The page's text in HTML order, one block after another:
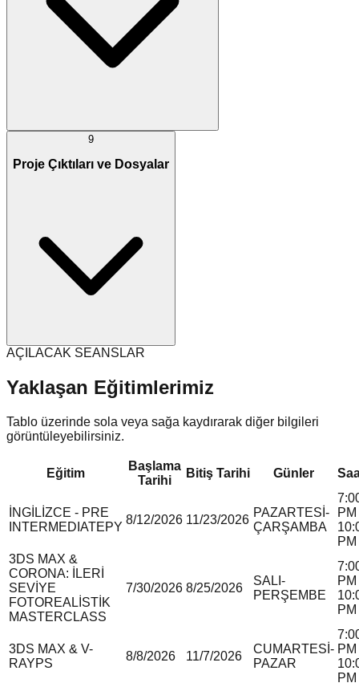
9
Proje Çıktıları ve Dosyalar
AÇILACAK SEANSLAR
Yaklaşan Eğitimlerimiz
Tablo üzerinde sola veya sağa kaydırarak diğer bilgileri
görüntüleyebilirsiniz.
Eğitim
Başlama
Tarihi
Bitiş Tarihi Günler
İNGİLİZCE - PRE
INTERMEDIATEPY
8/12/2026 11/23/2026
PAZARTESİ-
ÇARŞAMBA
PM
PM
3DS MAX &
CORONA: İLERİ
SEVİYE
FOTOREALİSTİK
MASTERCLASS
7/30/2026 8/25/2026
SALI-
PERŞEMBE
PM
PM
3DS MAX & V-
RAYPS
8/8/2026 11/7/2026
CUMARTESİ-
PAZAR
PM
PM